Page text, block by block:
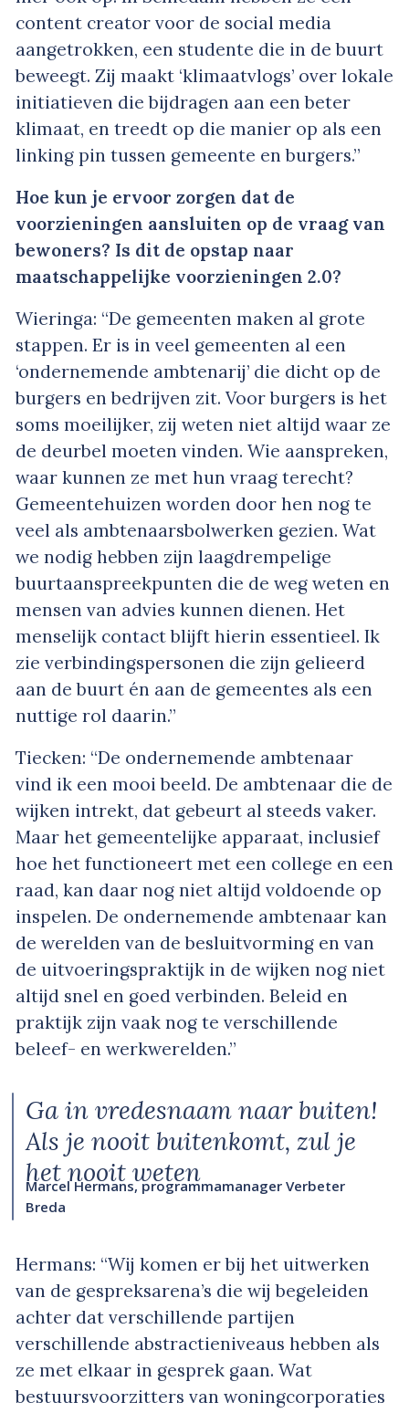
content creator voor de social media
aangetrokken, een studente die in de buurt
beweegt. Zij maakt ‘klimaatvlogs’ over lokale
initiatieven die bijdragen aan een beter
klimaat, en treedt op die manier op als een
linking pin tussen gemeente en burgers.”
Hoe kun je ervoor zorgen dat de
voorzieningen aansluiten op de vraag van
bewoners? Is dit de opstap naar
maatschappelijke voorzieningen 2.0?
Wieringa: “De gemeenten maken al grote
stappen. Er is in veel gemeenten al een
‘ondernemende ambtenarij’ die dicht op de
burgers en bedrijven zit. Voor burgers is het
soms moeilijker, zij weten niet altijd waar ze
de deurbel moeten vinden. Wie aanspreken,
waar kunnen ze met hun vraag terecht?
Gemeentehuizen worden door hen nog te
veel als ambtenaarsbolwerken gezien. Wat
we nodig hebben zijn laagdrempelige
buurtaanspreekpunten die de weg weten en
mensen van advies kunnen dienen. Het
menselijk contact blijft hierin essentieel. Ik
zie verbindingspersonen die zijn gelieerd
aan de buurt én aan de gemeentes als een
nuttige rol daarin.”
Tiecken: “De ondernemende ambtenaar
vind ik een mooi beeld. De ambtenaar die de
wijken intrekt, dat gebeurt al steeds vaker.
Maar het gemeentelijke apparaat, inclusief
hoe het functioneert met een college en een
raad, kan daar nog niet altijd voldoende op
inspelen. De ondernemende ambtenaar kan
de werelden van de besluitvorming en van
de uitvoeringspraktijk in de wijken nog niet
altijd snel en goed verbinden. Beleid en
praktijk zijn vaak nog te verschillende
beleef- en werkwerelden.”
Ga in vredesnaam naar buiten!
Als je nooit buitenkomt, zul je
het nooit weten
Marcel Hermans, programmamanager Verbeter
Breda
Hermans: “Wij komen er bij het uitwerken
van de gespreksarena’s die wij begeleiden
achter dat verschillende partijen
verschillende abstractieniveaus hebben als
ze met elkaar in gesprek gaan. Wat
bestuursvoorzitters van woningcorporaties